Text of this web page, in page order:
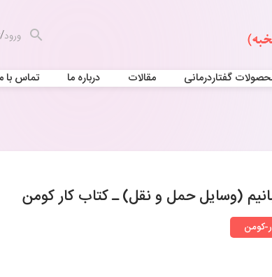
ورود/
گفتاردرمانی مقالات درباره ما تماس با
(وسایل حمل و نقل) ـ کتاب کار کومن
کومن